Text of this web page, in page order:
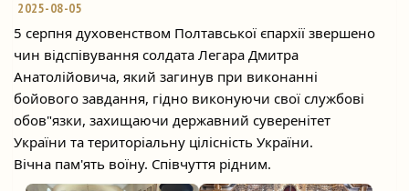
2025-08-05
5 серпня духовенством Полтавської єпархії звершено
чин відспівування солдата Легара Дмитра
Анатолійовича, який загинув при виконанні
бойового завдання, гідно виконуючи свої службові
обов"язки, захищаючи державний суверенітет
України та територіальну цілісність України.
Вічна пам'ять воїну. Співчуття рідним.